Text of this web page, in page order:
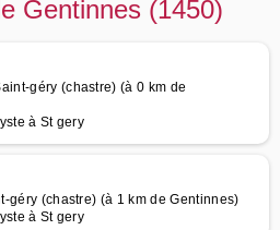
Gentinnes (1450)
géry (chastre) (à 0 km de
à St gery
géry (chastre) (à 1 km de Gentinnes)
à St gery